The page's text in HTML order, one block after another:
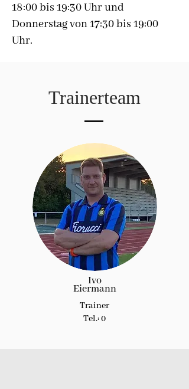
18:00 bis 19:30 Uhr und
Donnerstag von 17:30 bis 19:00
Uhr.
Trainerteam
Ivo
Eiermann
Trainer
Tel.: 0